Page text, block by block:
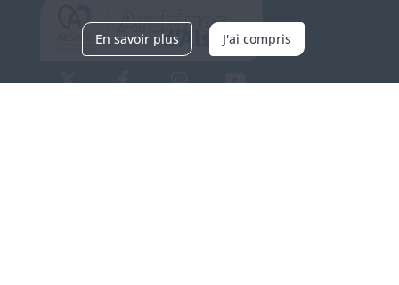
En savoir plus J'ai compris